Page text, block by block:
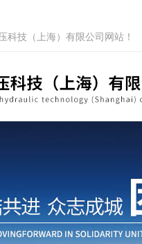
科技（上海）有限公司网站！